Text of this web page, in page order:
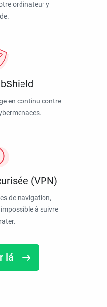
ordinateur y
en continu contre
(VPN)
de navigation,
à suivre
lá